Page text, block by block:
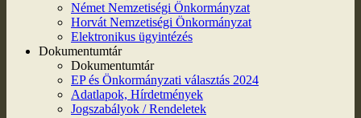
Német Nemzetiségi Önkormányzat
Horvát Nemzetiségi Önkormányzat
Elektronikus ügyintézés
Dokumentumtár
Dokumentumtár
EP és Önkormányzati választás 2024
Adatlapok, Hírdetmények
Jogszabályok / Rendeletek